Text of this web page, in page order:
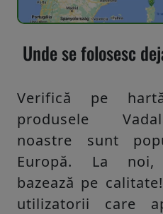
Contacte
Înregistrare/Autentificare
Unde se folosesc
Verifică pe
produsele
noastre sunt
Europă. La noi,
bazează pe
utilizatorii care